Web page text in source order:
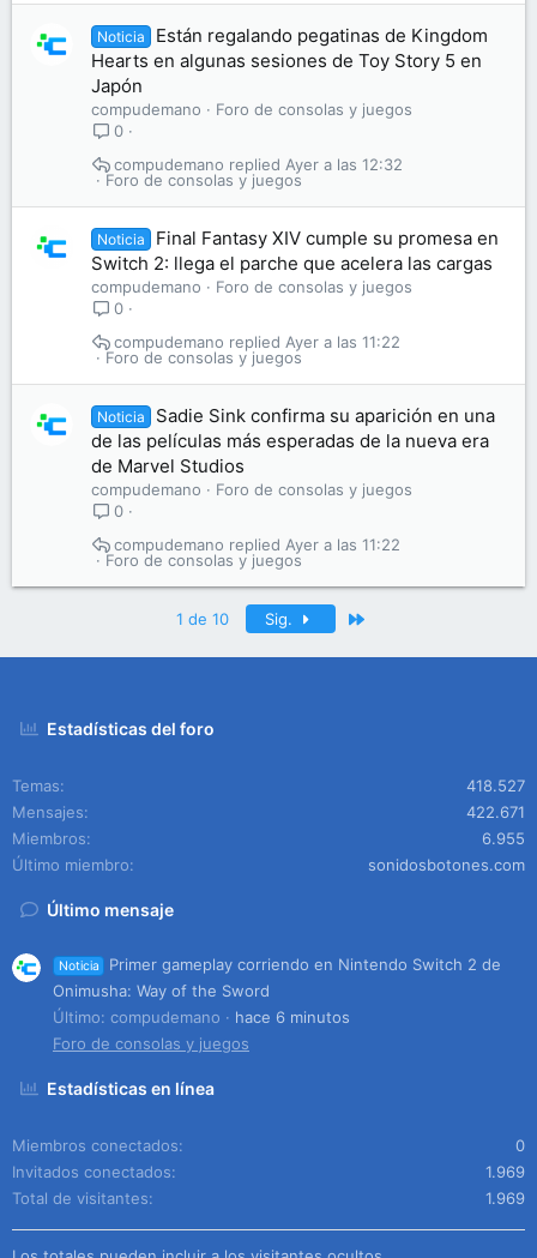
Noticia
Están regalando pegatinas de Kingdom
Hearts en algunas sesiones de Toy Story 5 en
Japón
compudemano
Foro de consolas y juegos
0
Foro de consolas y juegos
Ayer a las 12:32
compudemano
Noticia
Final Fantasy XIV cumple su promesa en
Switch 2: llega el parche que acelera las cargas
compudemano
Foro de consolas y juegos
0
Foro de consolas y juegos
Ayer a las 11:22
compudemano
Noticia
Sadie Sink confirma su aparición en una
de las películas más esperadas de la nueva era
de Marvel Studios
compudemano
Foro de consolas y juegos
0
Foro de consolas y juegos
Ayer a las 11:22
compudemano
1 de 10 Sig.
Estadísticas del foro
Temas
418.527
Mensajes
422.671
Miembros
6.955
Último miembro
sonidosbotones.com
Último mensaje
Noticia
Primer gameplay corriendo en Nintendo Switch 2 de
Onimusha: Way of the Sword
Último: compudemano
hace 6 minutos
Foro de consolas y juegos
Estadísticas en línea
Miembros conectados
0
Invitados conectados
1.969
Total de visitantes
1.969